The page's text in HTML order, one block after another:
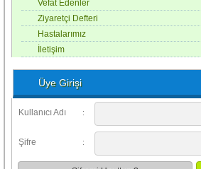
Vefat Edenler
Ziyaretçi Defteri
Hastalarımız
İletişim
Üye Girişi
Kullanıcı Adı :
Şifre :